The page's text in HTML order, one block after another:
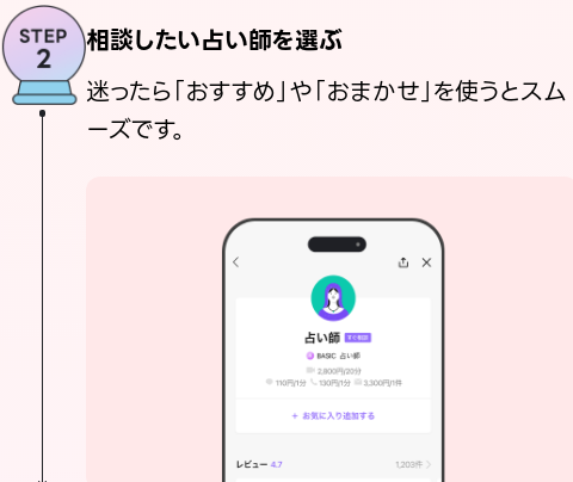
相談したい占い師を選ぶ
迷ったら「おすすめ」や「おまかせ」を使うとスム
ーズです。